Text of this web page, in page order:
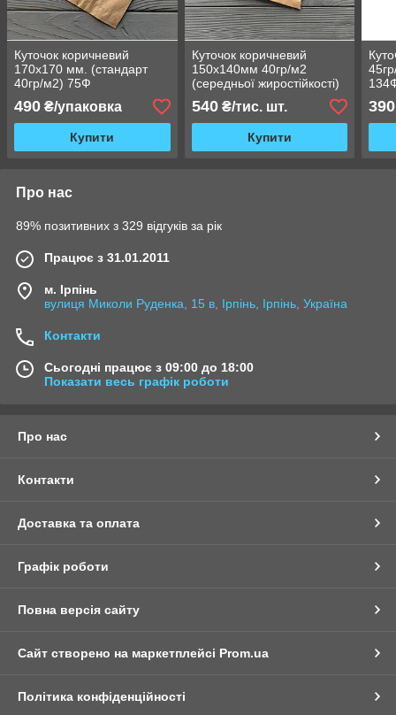
Куточок коричневий
170х170 мм. (стандарт
40гр/м2) 75Ф
490 ₴/упаковка
Купити
Куточок коричневий
150х140мм 40гр/м2
(середньої жиростійкості)
185Ф
540₴/тис. шт.
Купити
390
Про нас
89% позитивних з 329 відгуків за рік
Працює з 31.01.2011
м. Ірпінь
вулиця Миколи Руденка, 15 в, Ірпінь, Ірпінь, Україна
Контакти
Сьогодні працює з 09:00 до 18:00
Показати весь графік роботи
Про нас
Контакти
Доставка та оплата
Графік роботи
Повна версія сайту
Сайт створено на маркетплейсі Prom.ua
Політика конфіденційності